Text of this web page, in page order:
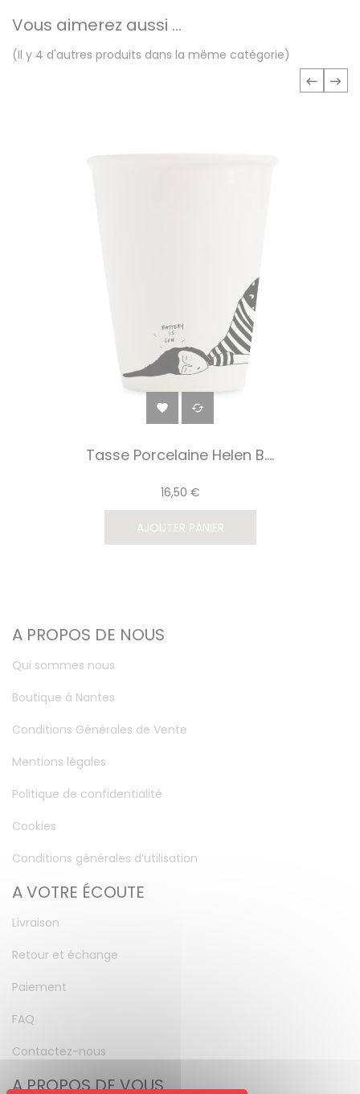
Vous aimerez aussi ...
(Il y 4 d'autres produits dans la même catégorie)
 
Tasse Porcelaine Helen B....
16,50 €
AJOUTER PANIER
A PROPOS DE NOUS
Qui sommes nous
Boutique à Nantes
Conditions Générales de Vente
Mentions légales
Politique de confidentialité
Cookies
Conditions générales d’utilisation
A VOTRE ÉCOUTE
Livraison
Retour et échange
Paiement
FAQ
Contactez-nous
A PROPOS DE VOUS